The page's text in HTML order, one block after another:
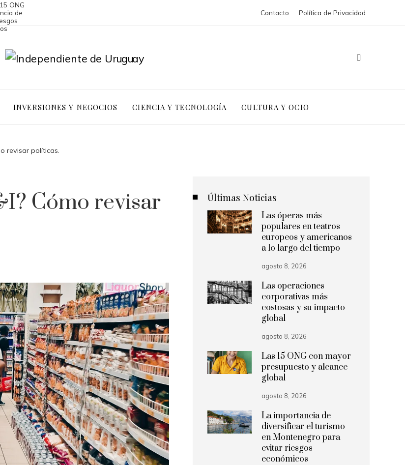
ONG
de
Contacto Política de Privacidad
INVERSIONES Y NEGOCIOS CIENCIA Y TECNOLOGÍA CULTURA Y OCIO
revisar políticas.
Cómo revisar
Últimas Noticias
Las óperas más
populares en teatros
europeos y americanos
a lo largo del tiempo
agosto 8, 2026
Las operaciones
corporativas más
costosas y su impacto
global
agosto 8, 2026
Las 15 ONG con mayor
presupuesto y alcance
global
agosto 8, 2026
La importancia de
diversificar el turismo
en Montenegro para
evitar riesgos
económicos